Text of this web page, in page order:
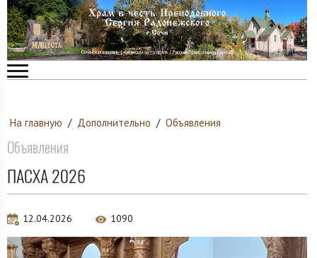
На главную / Дополнительно / Объявления
Объявления
ПАСХА 2026
12.04.2026 1090